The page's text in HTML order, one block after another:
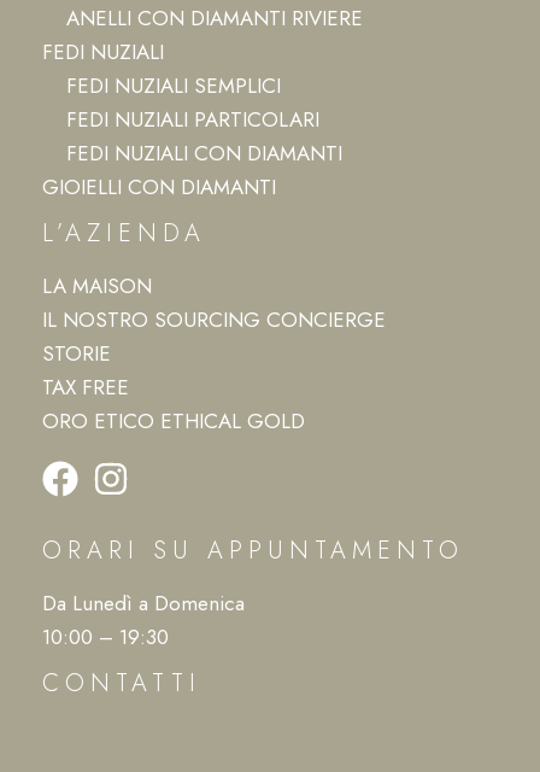
ANELLI CON DIAMANTI RIVIERE
FEDI NUZIALI
FEDI NUZIALI SEMPLICI
FEDI NUZIALI PARTICOLARI
FEDI NUZIALI CON DIAMANTI
GIOIELLI CON DIAMANTI
L’AZIENDA
LA MAISON
IL NOSTRO SOURCING CONCIERGE
STORIE
TAX FREE
ORO ETICO ETHICAL GOLD
ORARI SU APPUNTAMENTO
Da Lunedì a Domenica
10:00 – 19:30
CONTATTI